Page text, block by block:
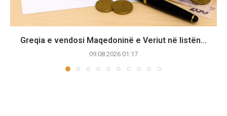
Greqia e vendosi Maqedoninë e Veriut në listën...
09.08.2026 01:17